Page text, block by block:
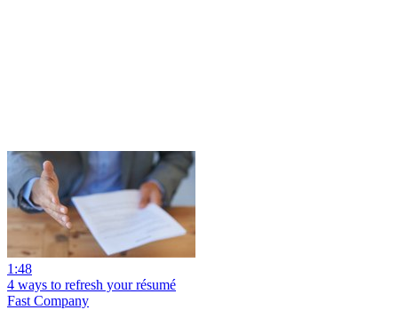
1:48
4 ways to refresh your résumé
Fast Company